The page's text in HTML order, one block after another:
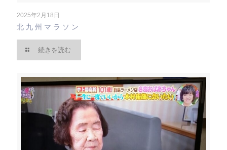
2025年2月18日
北九州マラソン
続きを読む